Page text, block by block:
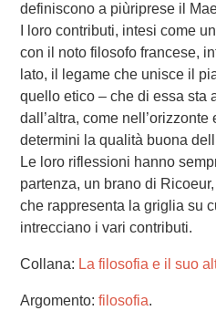
definiscono a piùriprese il
I loro contributi, intesi come
con il noto filosofo francese,
lato, il legame che unisce il
quello etico – che di essa sta
dall’altra, come
determini la qualità buona
Le loro riflessioni hanno
partenza, un brano di
che rappresenta la griglia su
intrecciano i vari contributi.
Collana: La filosofia e il suo
Argomento: filosofia.